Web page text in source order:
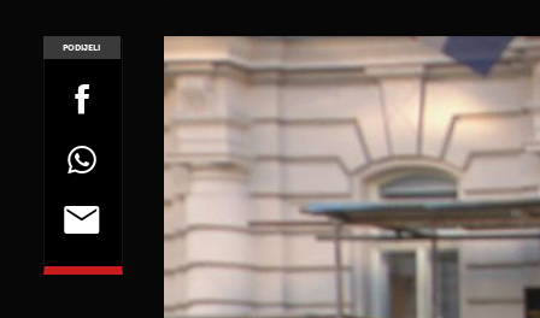
PODIJELI
POGLEDAJ